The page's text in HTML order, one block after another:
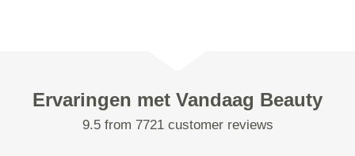
Ervaringen met Vandaag Beauty
9.5 from 7721 customer reviews